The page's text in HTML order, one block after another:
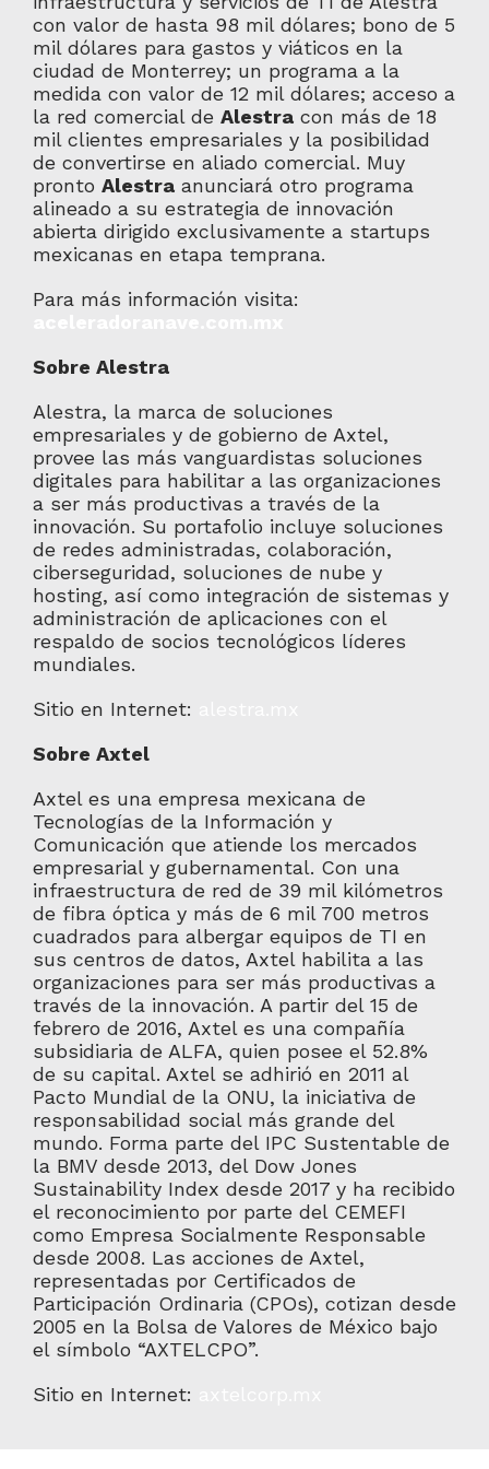
con valor de hasta 98 mil dólares; bono de 5
mil dólares para gastos y viáticos en la
ciudad de Monterrey; un programa a la
medida con valor de 12 mil dólares; acceso a
la red comercial de Alestracon más de 18
mil clientes empresariales y la posibilidad
de convertirse en aliado comercial. Muy
pronto Alestraanunciará otro programa
alineado a su estrategia de innovación
abierta dirigido exclusivamente a startups
mexicanas en etapa temprana.
Para más información visita:
Sobre Alestra
Alestra, la marca de soluciones
empresariales y de gobierno de Axtel,
provee las más vanguardistas soluciones
digitales para habilitar a las organizaciones
a ser más productivas a través de la
innovación. Su portafolio incluye soluciones
de redes administradas, colaboración,
ciberseguridad, soluciones de nube y
hosting, así como integración de sistemas y
administración de aplicaciones con el
respaldo de socios tecnológicos líderes
mundiales.
Sitio en Internet:
Sobre Axtel
Axtel es una empresa mexicana de
Tecnologías de la Información y
Comunicación que atiende los mercados
empresarial y gubernamental. Con una
infraestructura de red de 39 mil kilómetros
de fibra óptica y más de 6 mil 700 metros
cuadrados para albergar equipos de TI en
sus centros de datos, Axtel habilita a las
organizaciones para ser más productivas a
través de la innovación. A partir del 15 de
febrero de 2016, Axtel es una compañía
subsidiaria de ALFA, quien posee el 52.8%
de su capital. Axtel se adhirió en 2011 al
Pacto Mundial de la ONU, la iniciativa de
responsabilidad social más grande del
mundo. Forma parte del IPC Sustentable de
la BMV desde 2013, del Dow Jones
Sustainability Index desde 2017 y ha recibido
el reconocimiento por parte del CEMEFI
como Empresa Socialmente Responsable
desde 2008. Las acciones de Axtel,
representadas por Certificados de
Participación Ordinaria (CPOs), cotizan desde
2005 en la Bolsa de Valores de México bajo
el símbolo “AXTELCPO”.
Sitio en Internet: